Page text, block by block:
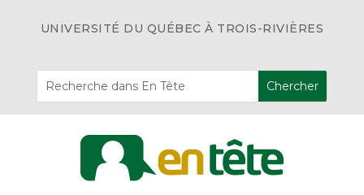
UNIVERSITÉ DU QUÉBEC À TROIS-RIVIÈRES